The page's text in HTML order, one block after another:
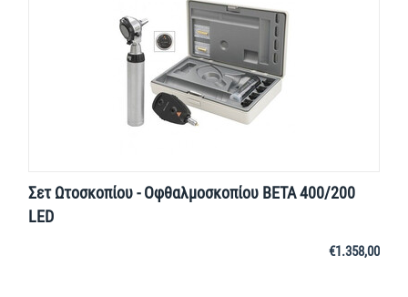
Σετ Ωτοσκοπίου - Οφθαλμοσκοπίου BETA 400/200
LED
€1.358,00